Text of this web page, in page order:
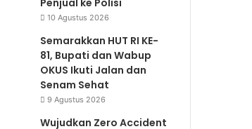
Penjual ke Polisi
10 Agustus 2026
Semarakkan HUT RI KE-
81, Bupati dan Wabup
OKUS Ikuti Jalan dan
Senam Sehat
9 Agustus 2026
Wujudkan Zero Accident